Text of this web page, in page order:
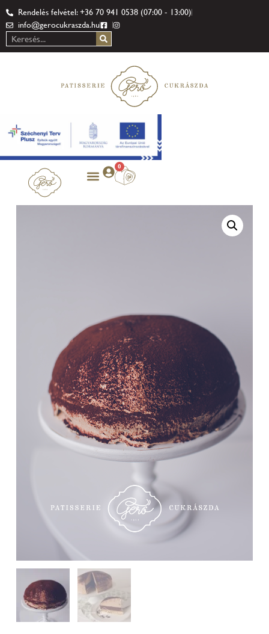
Rendelés felvétel: +36 70 941 0538 (07:00 - 13:00)
info@gerocukraszda.hu
0